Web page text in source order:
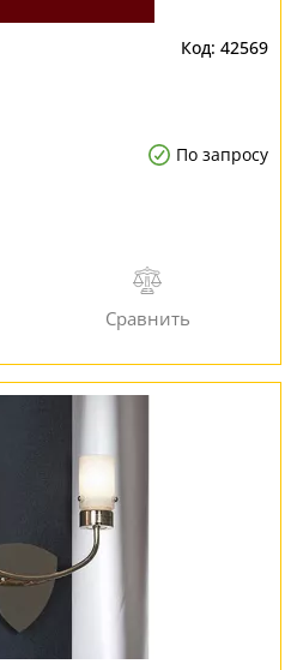
42569
По запросу